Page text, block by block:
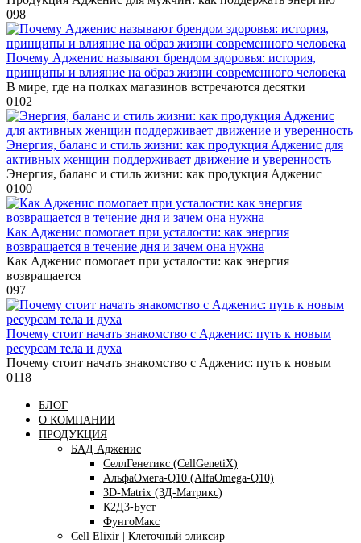
098
Почему Адженис называют брендом здоровья: история,
принципы и влияние на образ жизни современного человека
В мире, где на полках магазинов встречаются десятки
0102
Энергия, баланс и стиль жизни: как продукция Адженис для
активных женщин поддерживает движение и уверенность
Энергия, баланс и стиль жизни: как продукция Адженис
0100
Как Адженис помогает при усталости: как энергия
возвращается в течение дня и зачем она нужна
Как Адженис помогает при усталости: как энергия
возвращается
097
Почему стоит начать знакомство с Адженис: путь к новым
ресурсам тела и духа
Почему стоит начать знакомство с Адженис: путь к новым
0118
БЛОГ
О КОМПАНИИ
ПРОДУКЦИЯ
БАД Адженис
СеллГенетикс (CellGenetiX)
АльфаОмега-Q10 (AlfaOmega-Q10)
3D-Matrix (3Д-Матрикс)
К2Д3-Буст
ФунгоМакс
Cell Elixir | Клеточный эликсир